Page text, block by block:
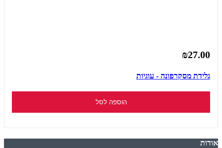
₪27.00
גלידת מסקרפונה - עוגיות
הוספה לסל
אודות